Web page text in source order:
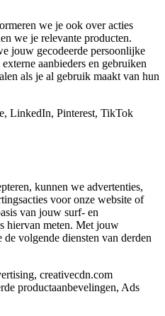
we je ook over acties
we je relevante producten.
jouw gecodeerde persoonlijke
aanbieders en gebruiken
als je al gebruik maakt van hun
LinkedIn, Pinterest, TikTok
kunnen we advertenties,
voor onze website of
van jouw surf- en
hiervan meten. Met jouw
volgende diensten van derden
creativecdn.com
productaanbevelingen, Ads